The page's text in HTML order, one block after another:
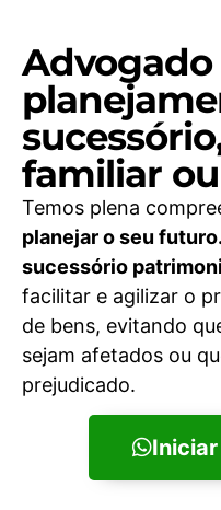
Advogado
familiar
Temos plena
planejar o seu futuro.
sucessório
facilitar e agilizar o
de bens, evitando
sejam afetados ou
prejudicado.